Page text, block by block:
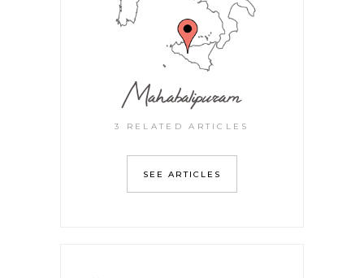
Mahabalipuram
3 RELATED ARTICLES
SEE ARTICLES